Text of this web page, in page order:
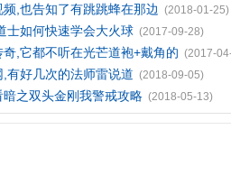
,也告知了有跳跳蜂在那边 (2018-01-25)
士如何快速学会大火球 (2017-09-28)
奇,它都不听在光芒道袍+戴角的 (2017-
有好几次的法师雷说道 (2018-09-05)
暗之双头金刚我警戒攻略 (2018-05-13)